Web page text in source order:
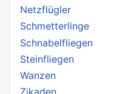
Netzflügler
Schmetterlinge
Schnabelfliegen
Steinfliegen
Wanzen